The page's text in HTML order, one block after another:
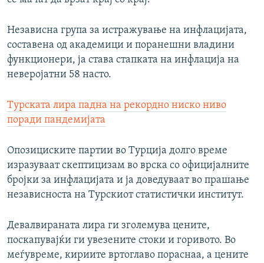
Независна група за истражување на инфлацијата,
составена од академици и поранешни владини
функционери, ја става стапката на инфлација на
неверојатни 58 насто.
Турската лира падна на рекордно ниско ниво
поради пандемијата
Опозициските партии во Турција долго време
изразуваат скептицизам во врска со официјалните
бројки за инфлацијата и ја доведуваат во прашање
независноста на Турскиот статистички институт.
Девалвираната лира ги зголемува цените,
поскапувајќи ги увезените стоки и горивото. Во
меѓувреме, кириите вртоглаво пораснаа, а цените